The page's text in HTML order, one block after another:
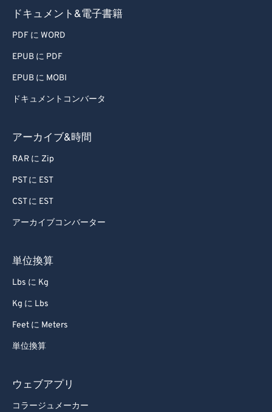
ドキュメント&電子書籍
PDF に WORD
EPUB に PDF
EPUB に MOBI
ドキュメントコンバータ
アーカイブ&時間
RAR に Zip
PST に EST
CST に EST
アーカイブコンバーター
単位換算
Lbs に Kg
Kg に Lbs
Feet に Meters
単位換算
ウェブアプリ
コラージュメーカー